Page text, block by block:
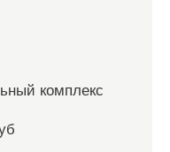
комплекс